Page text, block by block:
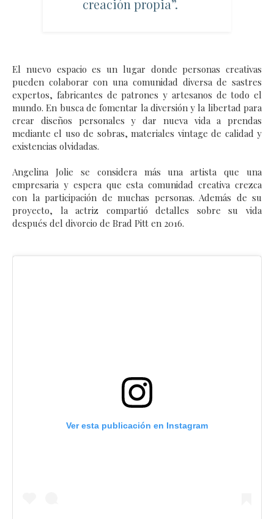
creación propia”.
El nuevo espacio es un lugar donde personas creativas
pueden colaborar con una comunidad diversa de sastres
expertos, fabricantes de patrones y artesanos de todo el
mundo. En busca de fomentar la diversión y la libertad para
crear diseños personales y dar nueva vida a prendas
mediante el uso de sobras, materiales vintage de calidad y
existencias olvidadas.
Angelina Jolie se considera más una artista que una
empresaria y espera que esta comunidad creativa crezca
con la participación de muchas personas. Además de su
proyecto, la actriz compartió detalles sobre su vida
después del divorcio de Brad Pitt en 2016.
Ver esta publicación en Instagram